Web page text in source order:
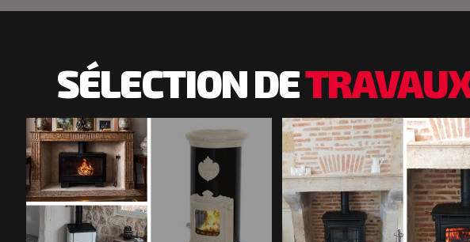
SÉLECTION DE
Devis
Installateur De
Bois Et
Marmande